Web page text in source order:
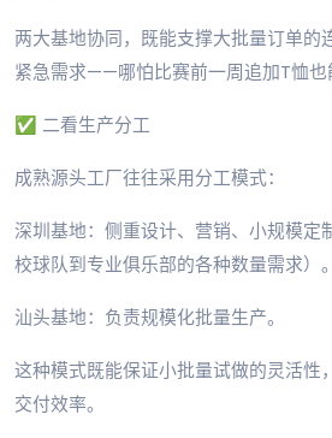
两大基地协同，既能支撑大批量订单的
紧急需求——哪怕比赛前一周追加T恤也
✅ 二看生产分工
成熟源头工厂往往采用分工模式：
深圳基地：侧重设计、营销、小规模定
校球队到专业俱乐部的各种数量需求）。
汕头基地：负责规模化批量生产。
这种模式既能保证小批量试做的灵活性
交付效率。